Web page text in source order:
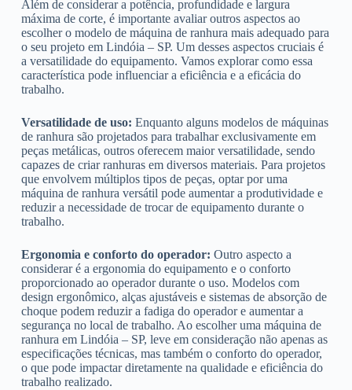
Além de considerar a potência, profundidade e largura
máxima de corte, é importante avaliar outros aspectos ao
escolher o modelo de máquina de ranhura mais adequado para
o seu projeto em Lindóia – SP. Um desses aspectos cruciais é
a versatilidade do equipamento. Vamos explorar como essa
característica pode influenciar a eficiência e a eficácia do
trabalho.
Versatilidade de uso: Enquanto alguns modelos de máquinas
de ranhura são projetados para trabalhar exclusivamente em
peças metálicas, outros oferecem maior versatilidade, sendo
capazes de criar ranhuras em diversos materiais. Para projetos
que envolvem múltiplos tipos de peças, optar por uma
máquina de ranhura versátil pode aumentar a produtividade e
reduzir a necessidade de trocar de equipamento durante o
trabalho.
Ergonomia e conforto do operador: Outro aspecto a
considerar é a ergonomia do equipamento e o conforto
proporcionado ao operador durante o uso. Modelos com
design ergonômico, alças ajustáveis e sistemas de absorção de
choque podem reduzir a fadiga do operador e aumentar a
segurança no local de trabalho. Ao escolher uma máquina de
ranhura em Lindóia – SP, leve em consideração não apenas as
especificações técnicas, mas também o conforto do operador,
o que pode impactar diretamente na qualidade e eficiência do
trabalho realizado.